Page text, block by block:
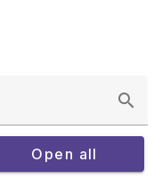
Open all